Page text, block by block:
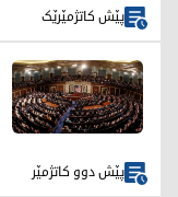
پێش کاتژمێرێک
پێش دوو کاتژمێر